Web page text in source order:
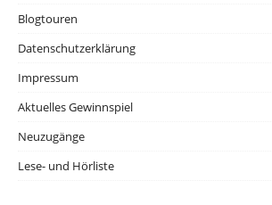
Blogtouren
Datenschutzerklärung
Impressum
Aktuelles Gewinnspiel
Neuzugänge
Lese- und Hörliste